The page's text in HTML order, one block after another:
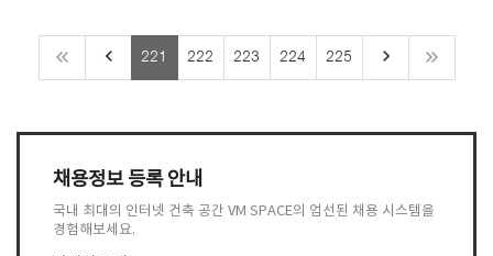
keyboard_arrow_left 221 222 223 224 225 keyboard_arrow_right
채용정보 등록 안내
국내 최대의 인터넷 건축 공간 VM SPACE의 엄선된 채용 시스템을
경험해보세요.